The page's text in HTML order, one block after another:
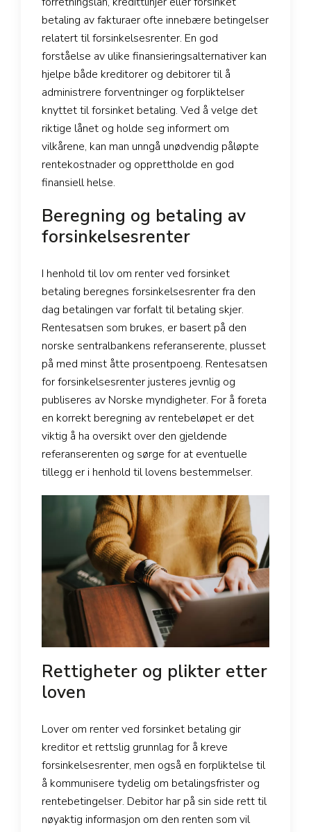
betaling av fakturaer ofte innebære betingelser
relatert til forsinkelsesrenter. En god
forståelse av ulike finansieringsalternativer kan
hjelpe både kreditorer og debitorer til å
administrere forventninger og forpliktelser
knyttet til forsinket betaling. Ved å velge det
riktige lånet og holde seg informert om
vilkårene, kan man unngå unødvendig påløpte
rentekostnader og opprettholde en god
finansiell helse.
Beregning og betaling av
forsinkelsesrenter
I henhold til lov om renter ved forsinket
betaling beregnes forsinkelsesrenter fra den
dag betalingen var forfalt til betaling skjer.
Rentesatsen som brukes, er basert på den
norske sentralbankens referanserente, plusset
på med minst åtte prosentpoeng. Rentesatsen
for forsinkelsesrenter justeres jevnlig og
publiseres av Norske myndigheter. For å foreta
en korrekt beregning av rentebeløpet er det
viktig å ha oversikt over den gjeldende
referanserenten og sørge for at eventuelle
tillegg er i henhold til lovens bestemmelser.
Rettigheter og plikter etter
loven
Lover om renter ved forsinket betaling gir
kreditor et rettslig grunnlag for å kreve
forsinkelsesrenter, men også en forpliktelse til
å kommunisere tydelig om betalingsfrister og
rentebetingelser. Debitor har på sin side rett til
nøyaktig informasjon om den renten som vil